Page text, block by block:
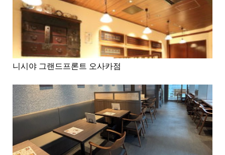
니시야 그랜드프론트 오사카점